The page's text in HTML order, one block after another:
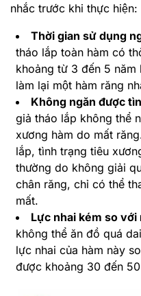
nhắc trước khi thực hiện:
Thời gian sử dụng
tháo lắp toàn hàm có
khoảng từ 3 đến 5
làm lại một hàm răng
Không ngăn được
giả tháo lắp không thể
xương hàm do mất
lắp, tình trạng tiêu
thường do không giải
chân răng, chỉ có thể
mất.
Lực nhai kém so
không thể ăn đồ quá
lực nhai của hàm này
được khoảng 30 đến